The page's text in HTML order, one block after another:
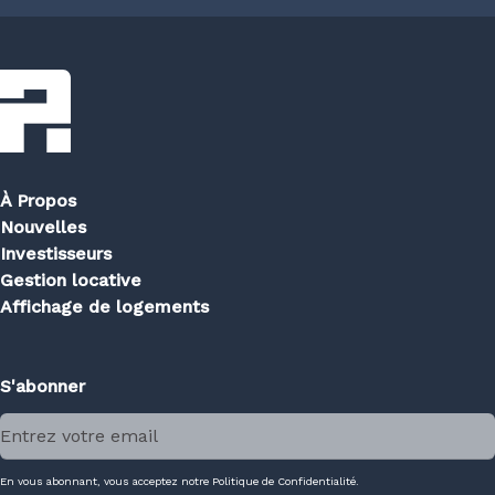
À Propos
Nouvelles
Investisseurs
Gestion locative
Affichage de logements
S'abonner
En vous abonnant, vous acceptez notre Politique de Confidentialité.